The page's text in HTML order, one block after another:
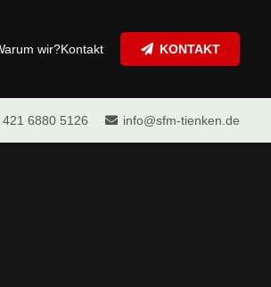
wir?Kontakt KONTAKT
421 6880 5126 info@sfm-tienken.de